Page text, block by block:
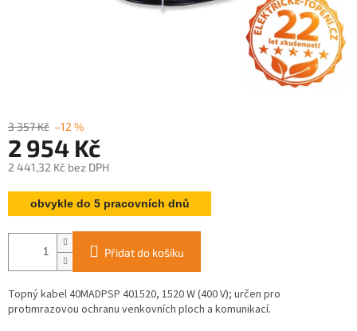
3 357 Kč –12 %
2 954 Kč
2 441,32 Kč bez DPH
Měrná
cena:obvykle do 5 pracovních dnů
Přidat do košíku
Topný kabel 40MADPSP 401520, 1520 W (400 V); určen pro
protimrazovou ochranu venkovních ploch a komunikací.